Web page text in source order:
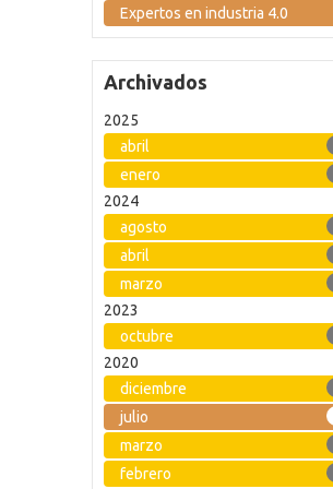
Expertos en industria 4.0
Archivados
2025
abril
enero
2024
agosto
abril
marzo
2023
octubre
2020
diciembre
julio
marzo
febrero